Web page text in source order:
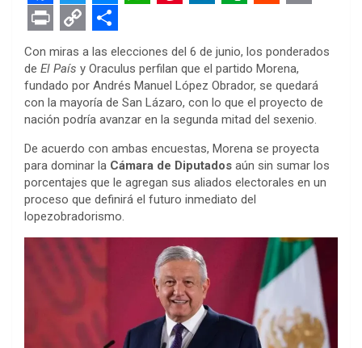
F
a
c
e
b
o
o
k
T
w
i
t
t
e
r
M
e
s
s
e
n
g
e
r
h
a
t
s
A
p
p
i
n
t
e
r
e
s
i
n
k
e
d
I
n
v
e
r
n
o
t
e
e
d
d
i
t
m
a
i
l
P
r
i
n
t
C
o
p
y
L
i
n
k
S
h
a
r
e
Con miras a las elecciones del 6 de junio, los ponderados
de El País y Oraculus perfilan que el partido Morena,
fundado por Andrés Manuel López Obrador, se quedará
con la mayoría de San Lázaro, con lo que el proyecto de
nación podría avanzar en la segunda mitad del sexenio.
De acuerdo con ambas encuestas, Morena se proyecta
para dominar la Cámara de Diputados aún sin sumar los
porcentajes que le agregan sus aliados electorales en un
proceso que definirá el futuro inmediato del
lopezobradorismo.